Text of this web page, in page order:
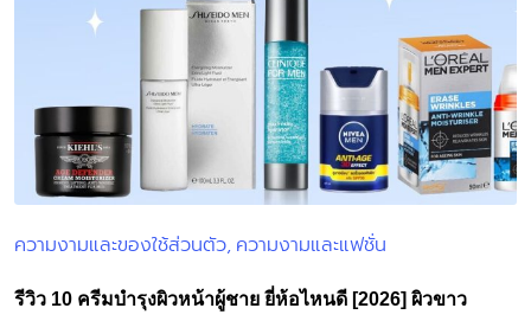
Posted
ความงามและของใช้ส่วนตัว ความงามและแฟชั่น
รีวิว 10 ครีมบำรุงผิวหน้าผู้ชาย ยี่ห้อไหนดี [2026] ผิวขาว